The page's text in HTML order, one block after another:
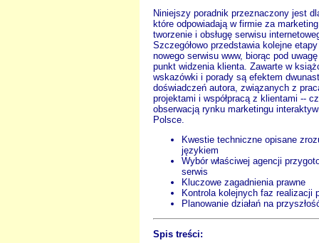
Niniejszy poradnik przeznaczony jest
które odpowiadają w firmie za
tworzenie i obsługę serwisu
Szczegółowo przedstawia kolejne
nowego serwisu www, biorąc pod uwagę
punkt widzenia klienta. Zawarte w
wskazówki i porady są efektem
doświadczeń autora, związanych z
projektami i współpracą z klientami --
obserwacją rynku marketingu
Polsce.
Kwestie techniczne opisane
językiem
Wybór właściwej agencji
serwis
Kluczowe zagadnienia prawne
Kontrola kolejnych faz realizacji
Planowanie działań na
Spis treści: